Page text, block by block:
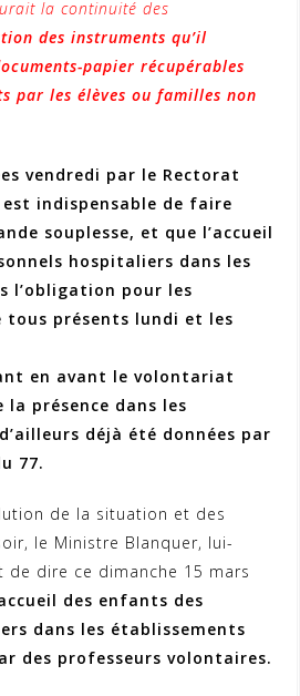
la continuité des
des instruments qu’il
papier récupérables
par les élèves ou familles non
vendredi par le Rectorat
indispensable de faire
souplesse, et que l’accueil
hospitaliers dans les
l’obligation pour les
tous présents lundi et les
en avant le volontariat
la présence dans les
déjà été données par
77.
de la situation et des
le Ministre Blanquer, lui-
de dire ce dimanche 15 mars
des enfants des
dans les établissements
des professeurs volontaires.